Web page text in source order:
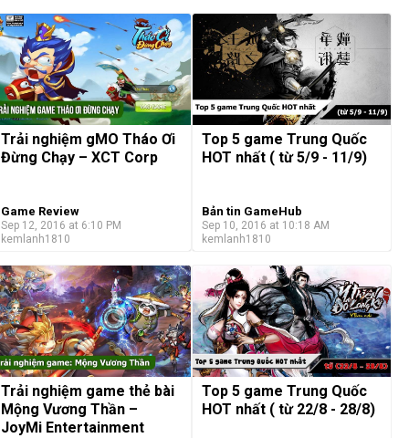
Trải nghiệm gMO Tháo Ơi
Đừng Chạy – XCT Corp
Game Review
Sep 12, 2016 at 6:10 PM
kemlanh1810
Top 5 game Trung Quốc
HOT nhất ( từ 5/9 - 11/9)
Bản tin GameHub
Sep 10, 2016 at 10:18 AM
kemlanh1810
Trải nghiệm game thẻ bài
Mộng Vương Thần –
JoyMi Entertainment
Top 5 game Trung Quốc
HOT nhất ( từ 22/8 - 28/8)